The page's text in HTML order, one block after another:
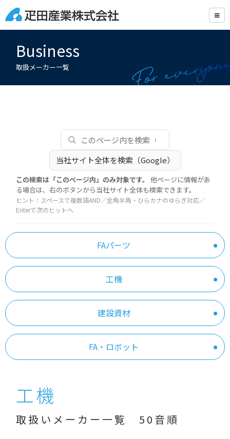
Business
取扱メーカー一覧
当社サイト全体を検索（Google）
この検索は「このページ内」のみ対象です。
他ページに情報があ
る場合は、右のボタンから当社サイト全体も検索できます。
ヒント：スペースで複数語AND／全角半角・ひらカナのゆらぎ対応／
Enterで次のヒットへ
FAパーツ
工機
建設資材
FA・ロボット
工機
取扱いメーカー一覧 50音順